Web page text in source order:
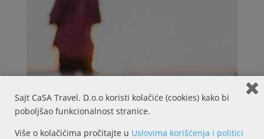
Sajt CaSA Travel. D.o.o koristi kolačiće (cookies) kako bi
poboljšao funkcionalnost stranice.
Više o kolačićima pročitajte u Uslovima korišćenja i politici